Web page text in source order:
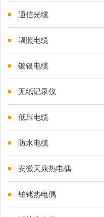
通信光缆
辐照电缆
镀银电缆
无纸记录仪
低压电缆
防水电缆
安徽天康热电偶
铂铑热电偶